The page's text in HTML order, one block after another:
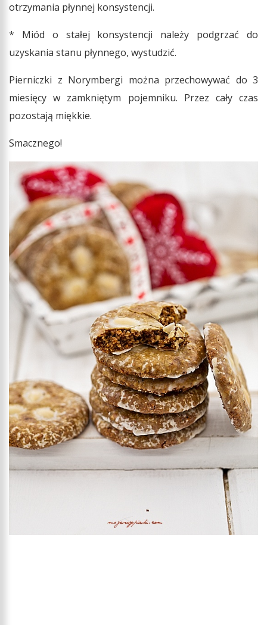
otrzymania płynnej konsystencji.
* Miód o stałej konsystencji należy podgrzać do
uzyskania stanu płynnego, wystudzić.
Pierniczki z Norymbergi można przechowywać do 3
miesięcy w zamkniętym pojemniku. Przez cały czas
pozostają miękkie.
Smacznego!